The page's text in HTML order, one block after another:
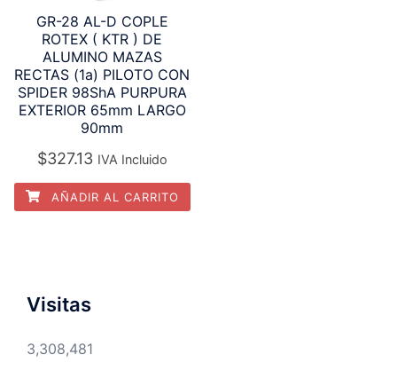
GR-28 AL-D COPLE
ROTEX ( KTR ) DE
ALUMINO MAZAS
RECTAS (1a) PILOTO CON
SPIDER 98ShA PURPURA
EXTERIOR 65mm LARGO
90mm
$327.13 IVA Incluido
AÑADIR AL CARRITO
Visitas
3,308,481